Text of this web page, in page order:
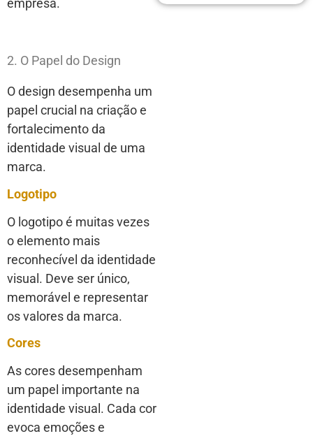
2. O Papel do Design
O design desempenha um
papel crucial na criação e
fortalecimento da
identidade visual de uma
marca.
Logotipo
O logotipo é muitas vezes
o elemento mais
reconhecível da identidade
visual. Deve ser único,
memorável e representar
os valores da marca.
Cores
As cores desempenham
um papel importante na
identidade visual. Cada cor
evoca emoções e